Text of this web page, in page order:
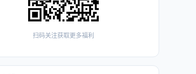
扫码关注获取更多福利